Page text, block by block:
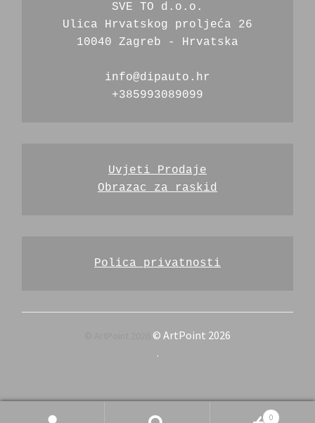
SVE TO d.o.o.
Ulica Hrvatskog proljeća 26
10040 Zagreb - Hrvatska
info@dipauto.hr
+385993089099
Uvjeti Prodaje
Obrazac za raskid
Polica privatnosti
© ArtPoint 2026
.
0